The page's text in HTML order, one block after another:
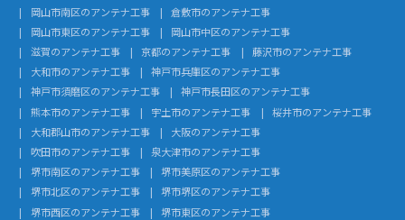
岡山市南区のアンテナ工事
倉敷市のアンテナ工事
岡山市東区のアンテナ工事
岡山市中区のアンテナ工事
滋賀のアンテナ工事
京都のアンテナ工事
藤沢市のアンテナ工事
大和市のアンテナ工事
神戸市兵庫区のアンテナ工事
神戸市須磨区のアンテナ工事
神戸市長田区のアンテナ工事
熊本市のアンテナ工事
宇土市のアンテナ工事
桜井市のアンテナ工事
大和郡山市のアンテナ工事
大阪のアンテナ工事
吹田市のアンテナ工事
泉大津市のアンテナ工事
堺市南区のアンテナ工事
堺市美原区のアンテナ工事
堺市北区のアンテナ工事
堺市堺区のアンテナ工事
堺市西区のアンテナ工事
堺市東区のアンテナ工事